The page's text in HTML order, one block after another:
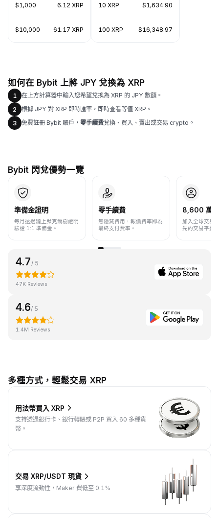
$1,000 6.12 XRP
$10,000 61.17 XRP
10 XRP $1,634.90
100 XRP $16,348.97
如何在 Bybit 上將 JPY 兌換為 XRP
1
在上方計算器中輸入您希望兌換為 XRP 的 JPY 數額。
2
根據 JPY 對 XRP 即時匯率，即時查看等值 XRP。
3
免費註冊 Bybit 賬戶， 零手續費兌換、買入、賣出或交易 crypto。
Bybit 閃兌優勢一覽
準備金證明
每月透過鏈上默克爾樹證明
驗證 1:1 準備金。
零手續費
無隱藏費用，報價費率即為
最終支付費率。
8,600 萬+
加入全球交易
先的交易平臺
4.7/ 5
47K Reviews
4.6/ 5
1.4M Reviews
多種方式，輕鬆交易 XRP
用法幣買入 XRP
支持透過銀行卡、銀行轉賬或 P2P 買入 60 多種貨
幣。
交易 XRP/USDT 現貨
享深度流動性，Maker 費低至 0.1%